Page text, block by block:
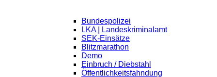
Bundespolizei
LKA | Landeskriminalamt
SEK-Einsätze
Blitzmarathon
Demo
Einbruch / Diebstahl
Öffentlichkeitsfahndung